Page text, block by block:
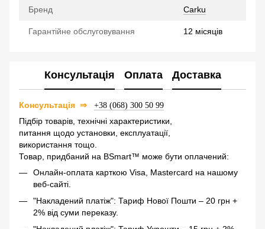
Бренд Carku
Гарантійне обслуговування 12 місяців
Консультація Оплата Доставка
Консультація ⇒ +38 (068) 300 50 99
Підбір товарів, технічні характеристики,
питання щодо установки, експлуатації,
використання тощо.
Товар, придбаний на BSmart™ може бути оплачений:
Онлайн-оплата карткою Visa, Mastercard на нашому
веб-сайті.
"Накладений платіж": Тариф Нової Пошти – 20 грн +
2% від суми переказу.